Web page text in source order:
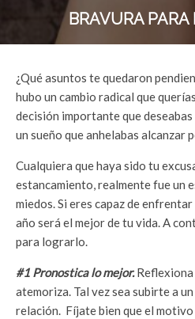
BRAVURA
¿Qué asuntos te quedaron
hubo un cambio radical que
decisión importante que
un sueño que anhelabas alcanzar
Cualquiera que haya sido tu
estancamiento, realmente fue un
miedos. Si eres capaz de
año será el mejor de tu vida. A
para lograrlo.
#1 Pronostica lo mejor.
atemoriza. Tal vez sea subirte a
relación. Fíjate bien que el